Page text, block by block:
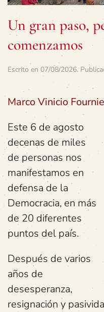
Un gran paso,
comenzamos
Escrito en 07/08/2026.
Marco Vinicio
Este 6 de agosto
decenas de miles
de personas nos
manifestamos en
defensa de la
Democracia, en más
de 20 diferentes
puntos del país.
Después de varios
años de
desesperanza,
resignación y